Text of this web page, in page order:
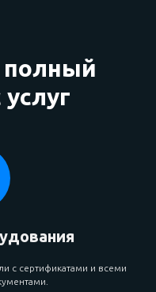
с сертификатами и всеми